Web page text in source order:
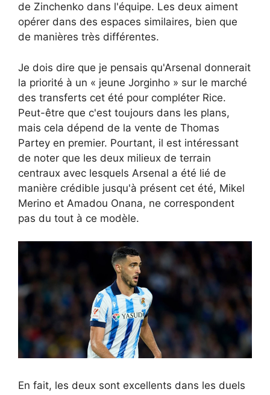
de Zinchenko dans l'équipe. Les deux aiment
opérer dans des espaces similaires, bien que
de manières très différentes.
Je dois dire que je pensais qu'Arsenal donnerait
la priorité à un « jeune Jorginho » sur le marché
des transferts cet été pour compléter Rice.
Peut-être que c'est toujours dans les plans,
mais cela dépend de la vente de Thomas
Partey en premier. Pourtant, il est intéressant
de noter que les deux milieux de terrain
centraux avec lesquels Arsenal a été lié de
manière crédible jusqu'à présent cet été, Mikel
Merino et Amadou Onana, ne correspondent
pas du tout à ce modèle.
En fait, les deux sont excellents dans les duels